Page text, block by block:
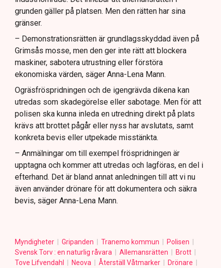
grunden gäller på platsen. Men den rätten har sina
gränser.
– Demonstrationsrätten är grundlagsskyddad även på
Grimsås mosse, men den ger inte rätt att blockera
maskiner, sabotera utrustning eller förstöra
ekonomiska värden, säger Anna-Lena Mann.
Ogräsfröspridningen och de igengrävda dikena kan
utredas som skadegörelse eller sabotage. Men för att
polisen ska kunna inleda en utredning direkt på plats
krävs att brottet pågår eller nyss har avslutats, samt
konkreta bevis eller utpekade misstänkta.
– Anmälningar om till exempel fröspridningen är
upptagna och kommer att utredas och lagföras, en del i
efterhand. Det är bland annat anledningen till att vi nu
även använder drönare för att dokumentera och säkra
bevis, säger Anna-Lena Mann.
Myndigheter Gripanden Tranemo kommun
Polisen
Svensk Torv : en naturlig råvara
Allemansrätten
Brott
Tove Lifvendahl
Neova Återställ Våtmarker
Drönare